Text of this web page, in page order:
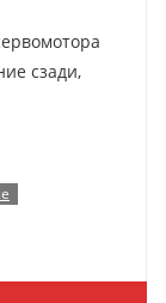
сзади,